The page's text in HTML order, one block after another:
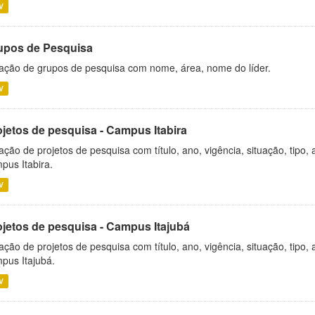
de Pesquisa
de grupos de pesquisa com nome, área, nome do líder.
de pesquisa - Campus Itabira
de projetos de pesquisa com título, ano, vigência, situação,
Itabira.
de pesquisa - Campus Itajubá
de projetos de pesquisa com título, ano, vigência, situação,
Itajubá.